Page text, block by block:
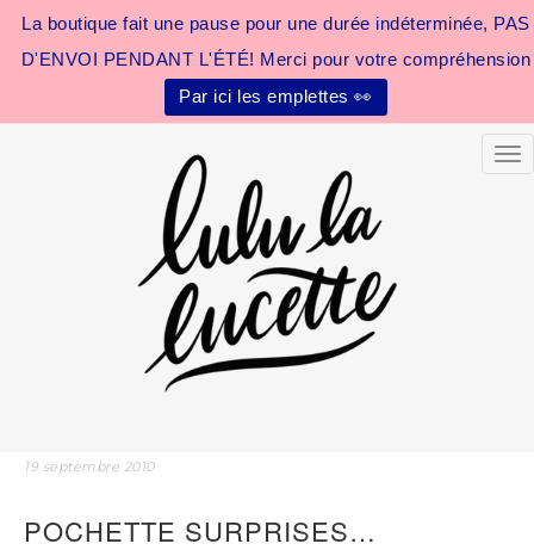
La boutique fait une pause pour une durée indéterminée, PAS
D'ENVOI PENDANT L'ÉTÉ! Merci pour votre compréhension
Par ici les emplettes 👀
19 septembre 2010
POCHETTE SURPRISES…